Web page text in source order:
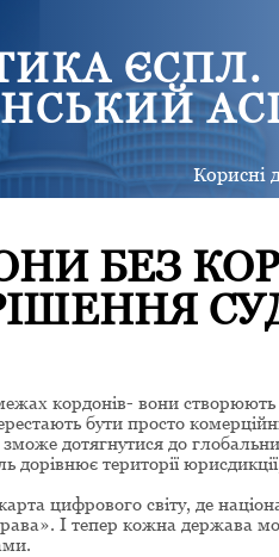
ЄСПЛ.
Корисні
БЕЗ
кордонів- вони створюють
бути просто
дотягнутися до
території
цифрового світу, де
І тепер кожна держава